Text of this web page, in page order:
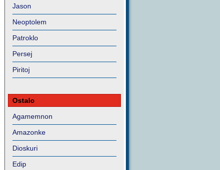
Jason
Neoptolem
Patroklo
Persej
Piritoj
Ostalo
Agamemnon
Amazonke
Dioskuri
Edip